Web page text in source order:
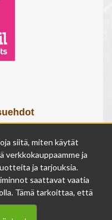
siitä, miten käytät
verkkokauppaamme ja
ja tarjouksia.
saattavat vaatia
Tämä tarkoittaa, että
tiedot voivat kertyä,
Näitä tietoja